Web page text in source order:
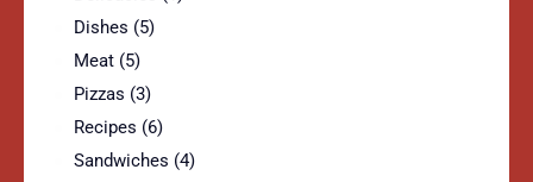
Dishes (5)
Meat (5)
Pizzas (3)
Recipes (6)
Sandwiches (4)